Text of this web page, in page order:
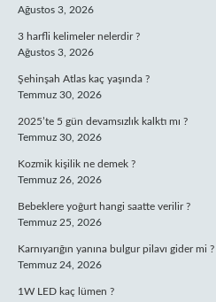
Ağustos 3, 2026
3 harfli kelimeler nelerdir ?
Ağustos 3, 2026
Şehinşah Atlas kaç yaşında ?
Temmuz 30, 2026
2025’te 5 gün devamsızlık kalktı mı ?
Temmuz 30, 2026
Kozmik kişilik ne demek ?
Temmuz 26, 2026
Bebeklere yoğurt hangi saatte verilir ?
Temmuz 25, 2026
Karnıyarığın yanına bulgur pilavı gider mi ?
Temmuz 24, 2026
1W LED kaç lümen ?